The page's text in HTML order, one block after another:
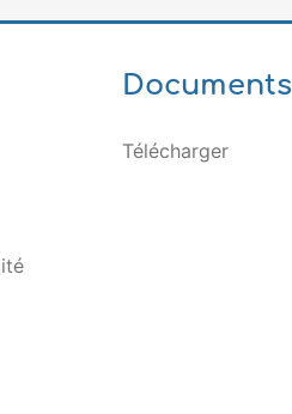
Documents
Télécharger